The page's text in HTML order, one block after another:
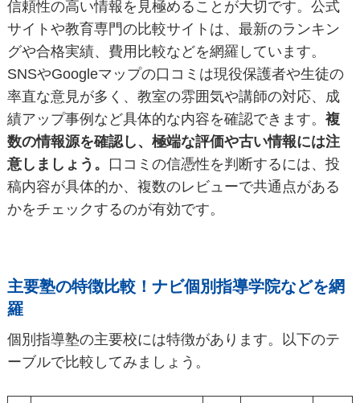
信頼性の高い情報を見極めることが大切です。公式
サイトや教育専門の比較サイトは、最新のランキン
グや合格実績、費用比較などを網羅しています。
SNSやGoogleマップの口コミは現役保護者や生徒の
率直な意見が多く、教室の雰囲気や講師の対応、成
績アップ事例など具体的な内容を確認できます。 複
数の情報源を確認し、極端な評価や古い情報には注
意しましょう。
口コミの信憑性を判断するには、投
稿内容が具体的か、複数のレビューで共通点がある
かをチェックするのが有効です。
主要塾の特徴比較！ナビ個別指導学院などを網
羅
個別指導塾の主要校には特徴があります。以下のテ
ーブルで比較してみましょう。